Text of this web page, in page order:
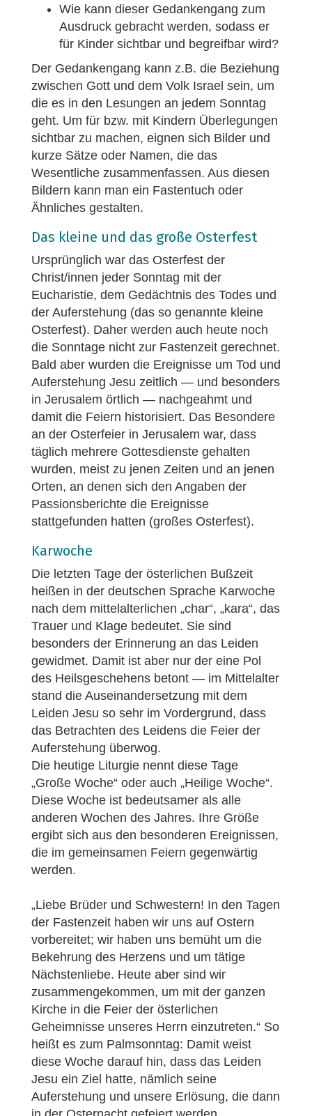
Wie kann dieser Gedankengang zum
Ausdruck gebracht werden, sodass er
für Kinder sichtbar und begreifbar wird?
Der Gedankengang kann z.B. die Beziehung
zwischen Gott und dem Volk Israel sein, um
die es in den Lesungen an jedem Sonntag
geht. Um für bzw. mit Kindern Überlegungen
sichtbar zu machen, eignen sich Bilder und
kurze Sätze oder Namen, die das
Wesentliche zusammenfassen. Aus diesen
Bildern kann man ein Fastentuch oder
Ähnliches gestalten.
Das kleine und das große Osterfest
Ursprünglich war das Osterfest der
Christ/innen jeder Sonntag mit der
Eucharistie, dem Gedächtnis des Todes und
der Auferstehung (das so genannte kleine
Osterfest). Daher werden auch heute noch
die Sonntage nicht zur Fastenzeit gerechnet.
Bald aber wurden die Ereignisse um Tod und
Auferstehung Jesu zeitlich — und besonders
in Jerusalem örtlich — nachgeahmt und
damit die Feiern historisiert. Das Besondere
an der Osterfeier in Jerusalem war, dass
täglich mehrere Gottesdienste gehalten
wurden, meist zu jenen Zeiten und an jenen
Orten, an denen sich den Angaben der
Passionsberichte die Ereignisse
stattgefunden hatten (großes Osterfest).
Karwoche
Die letzten Tage der österlichen Bußzeit
heißen in der deutschen Sprache Karwoche
nach dem mittelalterlichen „char“, „kara“, das
Trauer und Klage bedeutet. Sie sind
besonders der Erinnerung an das Leiden
gewidmet. Damit ist aber nur der eine Pol
des Heilsgeschehens betont — im Mittelalter
stand die Auseinandersetzung mit dem
Leiden Jesu so sehr im Vordergrund, dass
das Betrachten des Leidens die Feier der
Auferstehung überwog.
Die heutige Liturgie nennt diese Tage
„Große Woche“ oder auch „Heilige Woche“.
Diese Woche ist bedeutsamer als alle
anderen Wochen des Jahres. Ihre Größe
ergibt sich aus den besonderen Ereignissen,
die im gemeinsamen Feiern gegenwärtig
werden.
„Liebe Brüder und Schwestern! In den Tagen
der Fastenzeit haben wir uns auf Ostern
vorbereitet; wir haben uns bemüht um die
Bekehrung des Herzens und um tätige
Nächstenliebe. Heute aber sind wir
zusammengekommen, um mit der ganzen
Kirche in die Feier der österlichen
Geheimnisse unseres Herrn einzutreten.“ So
heißt es zum Palmsonntag: Damit weist
diese Woche darauf hin, dass das Leiden
Jesu ein Ziel hatte, nämlich seine
Auferstehung und unsere Erlösung, die dann